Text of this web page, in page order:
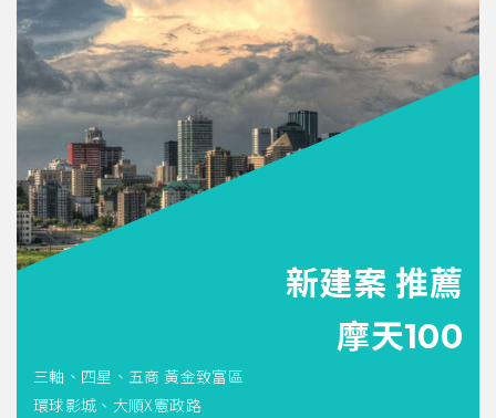
新建案 推薦
摩天100
三軸、四星、五商 黃金致富區
環球影城、大順X憲政路